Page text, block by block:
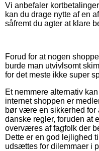
Vi anbefaler
kan du drage nytte af en
såfremt du agter at klare
Forud for at nogen
burde man utvivlsomt
for det meste ikke super
Et nemmere alternativ
internet shoppen er
bør være en sikkerhed for
danske regler, foruden at
overværes af fagfolk der
Dette er en god lejlighed
udsættes for dilemmaer i